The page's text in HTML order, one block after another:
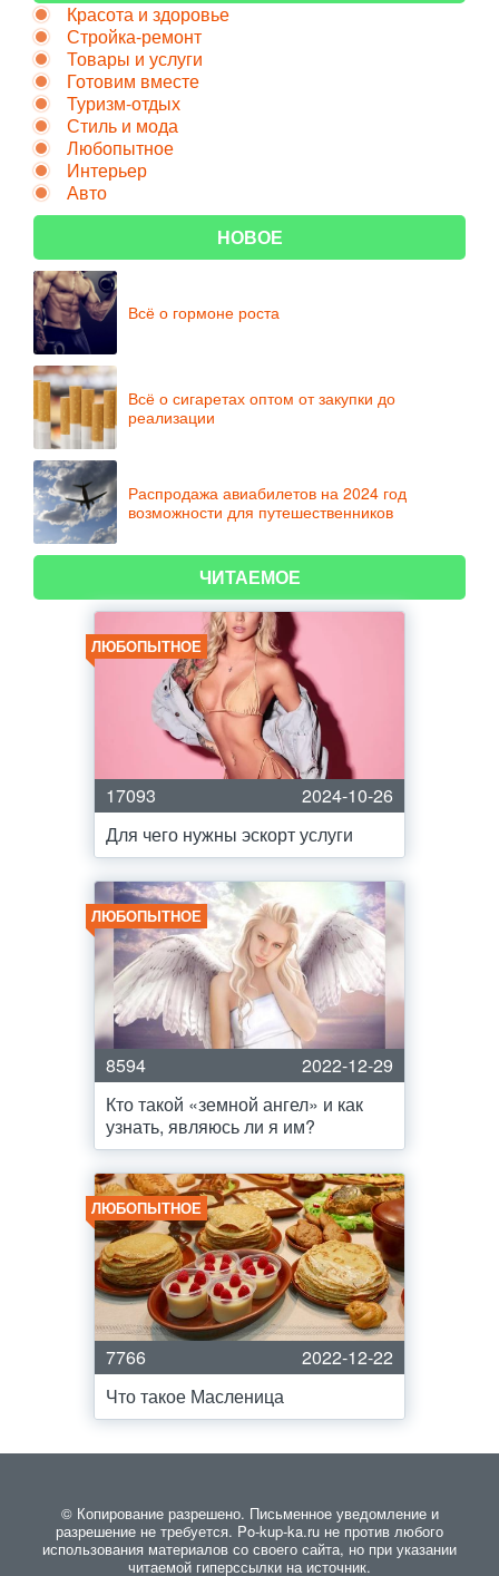
Красота и здоровье
Стройка-ремонт
Товары и услуги
Готовим вместе
Туризм-отдых
Стиль и мода
Любопытное
Интерьер
Авто
НОВОЕ
Всё о гормоне роста
Всё о сигаретах оптом от закупки до
реализации
Распродажа авиабилетов на 2024 год
возможности для путешественников
ЧИТАЕМОЕ
ЛЮБОПЫТНОЕ
17093
2024-10-26
Для чего нужны эскорт услуги
ЛЮБОПЫТНОЕ
8594
2022-12-29
Кто такой «земной ангел» и как
узнать, являюсь ли я им?
ЛЮБОПЫТНОЕ
7766
2022-12-22
Что такое Масленица
© Копирование разрешено. Письменное уведомление и
разрешение не требуется. Po-kup-ka.ru не против любого
использования материалов со своего сайта, но при указании
читаемой гиперссылки на источник.